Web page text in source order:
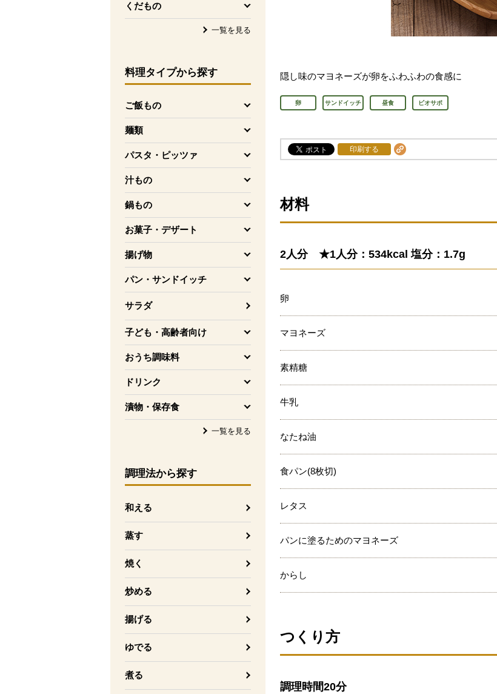
くだもの
を開く
一覧を見る
料理タイプから探す
ご飯もの
を開く
麺類
を開く
パスタ・ピッツァ
を開く
汁もの
を開く
鍋もの
を開く
お菓子・デザート
を開く
揚げ物
を開く
パン・サンドイッチ
を開く
サラダ
子ども・高齢者向け
を開く
おうち調味料
を開く
ドリンク
を開く
漬物・保存食
を開く
一覧を見る
調理法から探す
和える
蒸す
焼く
炒める
揚げる
ゆでる
煮る
隠し味のマヨネーズが卵をふわふわの食感に
卵 サンドイッチ 昼食 ビオサポ
印刷する
材料
2人分 ★1人分：534kcal 塩分：1.7g
卵
マヨネーズ
素精糖
牛乳
なたね油
食パン(8枚切)
レタス
パンに塗るためのマヨネーズ
からし
つくり方
調理時間20分